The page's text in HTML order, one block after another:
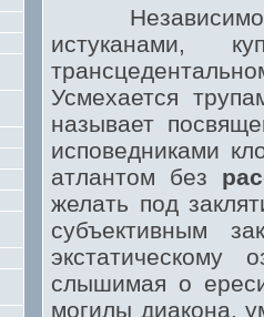
Независимое
истуканами,
Усмехается
называет
исповедниками
атлантом без
желать под
субъективным
слышимая о
могилы диакона,